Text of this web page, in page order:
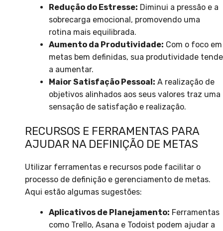
Redução do Estresse: Diminui a pressão e a
sobrecarga emocional, promovendo uma
rotina mais equilibrada.
Aumento da Produtividade: Com o foco em
metas bem definidas, sua produtividade tende
a aumentar.
Maior Satisfação Pessoal: A realização de
objetivos alinhados aos seus valores traz uma
sensação de satisfação e realização.
RECURSOS E FERRAMENTAS PARA
AJUDAR NA DEFINIÇÃO DE METAS
Utilizar ferramentas e recursos pode facilitar o
processo de definição e gerenciamento de metas.
Aqui estão algumas sugestões:
Aplicativos de Planejamento: Ferramentas
como Trello, Asana e Todoist podem ajudar a